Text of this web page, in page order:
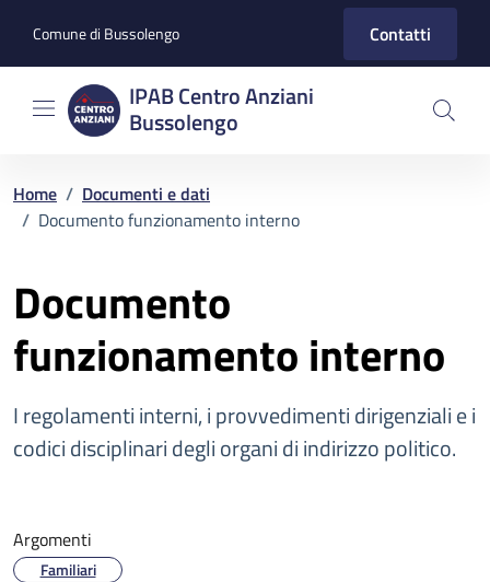
Comune di Bussolengo Contatti
IPAB Centro Anziani
Bussolengo
Home / Documenti e dati
/ Documento funzionamento interno
Documento
funzionamento interno
I regolamenti interni, i provvedimenti dirigenziali e i
codici disciplinari degli organi di indirizzo politico.
Argomenti
Familiari